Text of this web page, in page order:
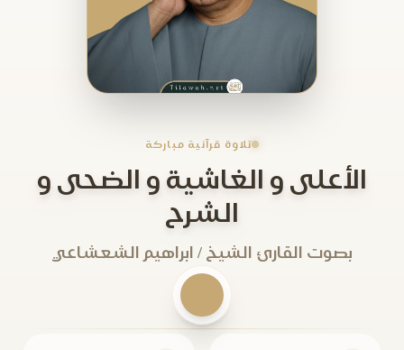
تلاوة قرآنية مباركة
الأعلى و الغاشية و الضحى و
الشرح
بصوت القارئ الشيخ / ابراهيم الشعشاعي